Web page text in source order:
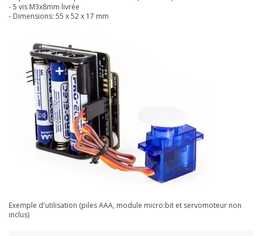
- 5 vis M3x8mm livrée
- Dimensions: 55 x 52 x 17 mm
Exemple d'utilisation (piles AAA, module micro:bit et servomoteur non
inclus)